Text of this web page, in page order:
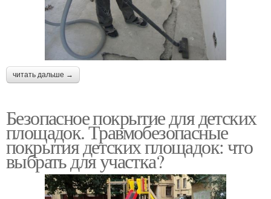
читать дальше →
Безопасное покрытие для детских
площадок. Травмобезопасные
покрытия детских площадок: что
выбрать для участка?